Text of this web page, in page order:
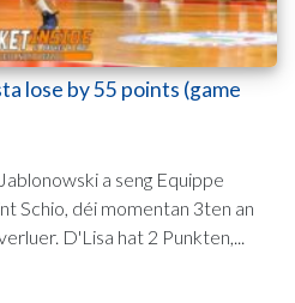
lose by 55 points (game
a seng Equippe
Schio, déi momentan 3ten an
D'Lisa hat 2 Punkten,...